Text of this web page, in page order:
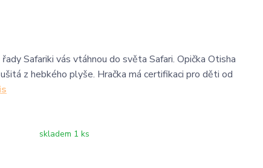
Safariki vás vtáhnou do světa Safari. Opička Otisha
z hebkého plyše. Hračka má certifikaci pro děti od
skladem 1 ks